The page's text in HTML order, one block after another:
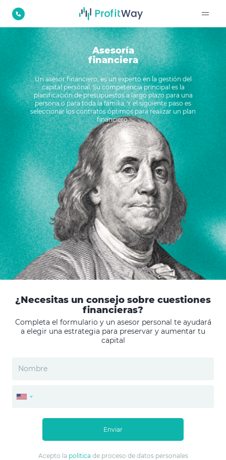
Asesoría
financiera
Un asesor financiero, es un experto en la gestión del
capital personal. Su competencia principal es la
planificación de presupuestos a largo plazo para una
persona o para toda la familia. Y el siguiente paso es
seleccionar los contratos óptimos para realizar un plan
financiero.
¿Necesitas un consejo sobre cuestiones
financieras?
Completa el formulario y un asesor personal te ayudará
a elegir una estrategia para preservar y aumentar tu
capital
Enviar
Acepto la política de proceso de datos personales